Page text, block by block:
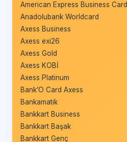
American Express Business Card
Anadolubank Worldcard
Axess Business
Axess exi26
Axess Gold
Axess KOBİ
Axess Platinum
Bank’O Card Axess
Bankamatik
Bankkart Business
Bankkart Başak
Bankkart Genç